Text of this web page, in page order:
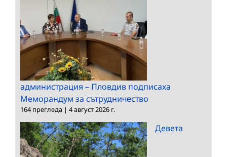
администрация – Пловдив подписаха
Меморандум за сътрудничество
164 прегледа | 4 август 2026 г.
Девета